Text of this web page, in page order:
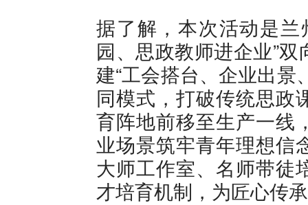
据了解，本次活动是
园、思政教师进企业”
建“工会搭台、企业出景
同模式，打破传统思政
育阵地前移至生产一线
业场景筑牢青年理想信
大师工作室、名师带徒
才培育机制，为匠心传